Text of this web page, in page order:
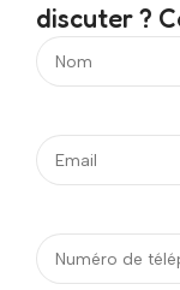
discuter ?